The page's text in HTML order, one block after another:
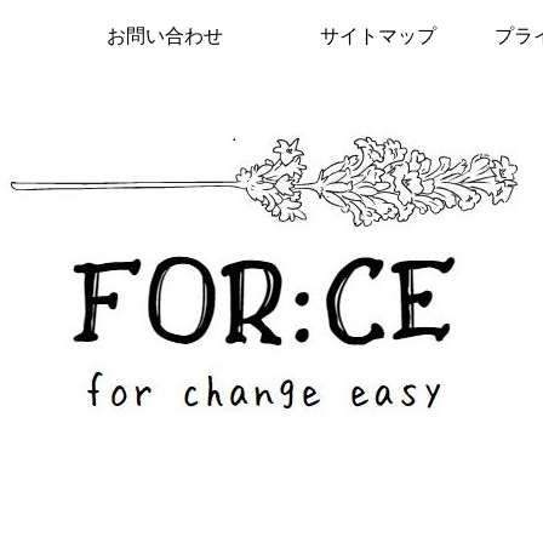
お問い合わせ サイトマップ プラ